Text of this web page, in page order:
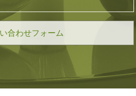
合わせフォーム